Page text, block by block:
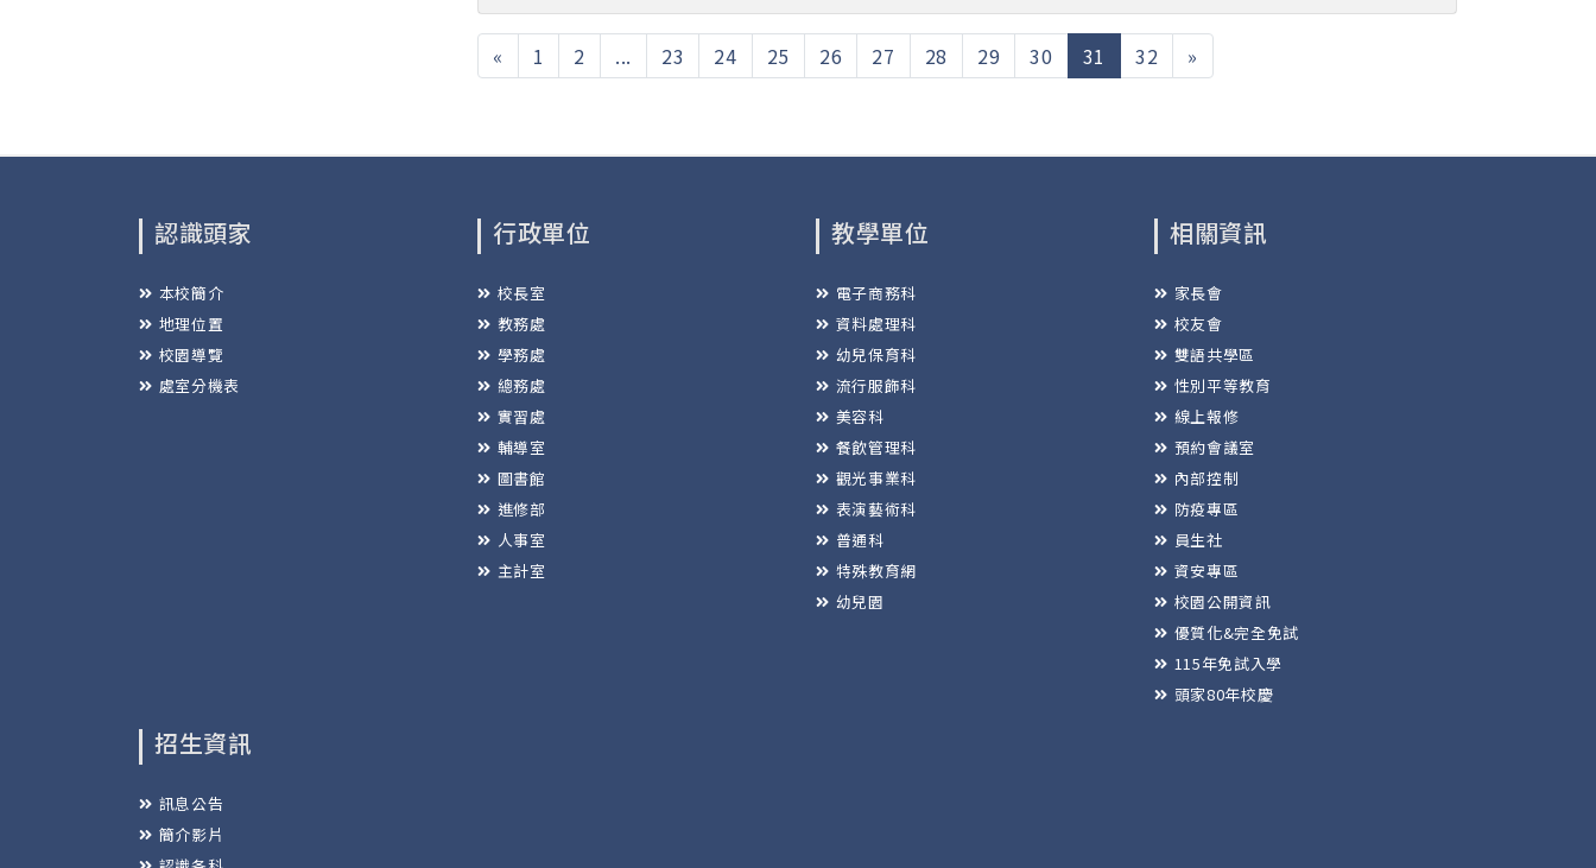
« 1 2 ... 23 24 25 26 27 28 29 30 31 (current)
32 »
認識頭家
本校簡介
地理位置
校園導覽
處室分機表
行政單位
校長室
教務處
學務處
總務處
實習處
輔導室
圖書館
進修部
人事室
主計室
教學單位
電子商務科
資料處理科
幼兒保育科
流行服飾科
美容科
餐飲管理科
觀光事業科
表演藝術科
普通科
特殊教育網
幼兒園
相關資訊
家長會
校友會
雙語共學區
性別平等教育
線上報修
預約會議室
內部控制
防疫專區
員生社
資安專區
校園公開資訊
優質化&完全免試
115年免試入學
頭家80年校慶
招生資訊
訊息公告
簡介影片